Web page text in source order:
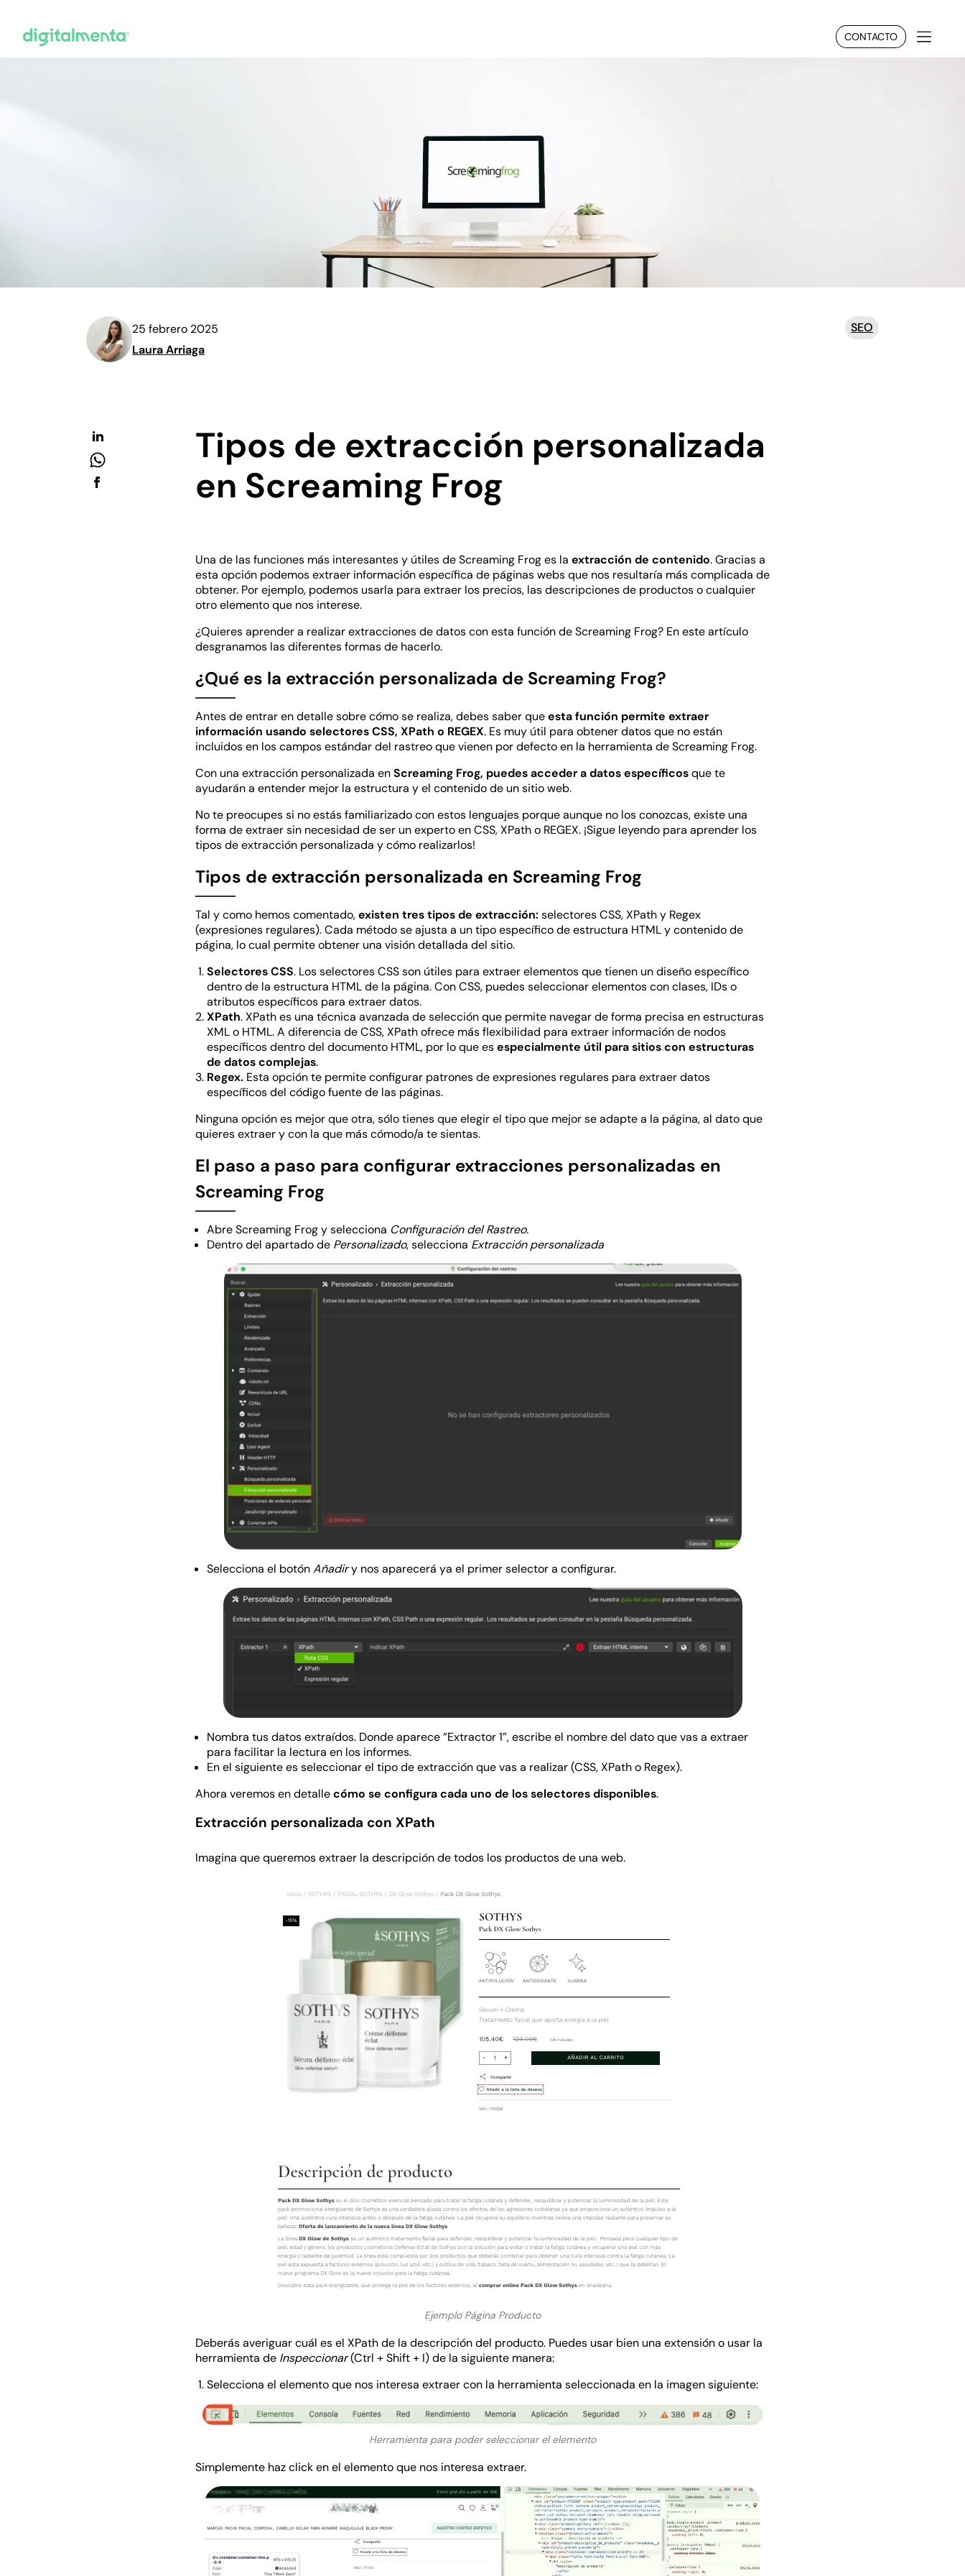
CONTACTO
25 febrero 2025
Laura Arriaga
SEO
Tipos de extracción personalizada
en Screaming Frog
Una de las funciones más interesantes y útiles de Screaming Frog es la extracción de contenido. Gracias a
esta opción podemos extraer información específica de páginas webs que nos resultaría más complicada de
obtener. Por ejemplo, podemos usarla para extraer los precios, las descripciones de productos o cualquier
otro elemento que nos interese.
¿Quieres aprender a realizar extracciones de datos con esta función de Screaming Frog? En este artículo
desgranamos las diferentes formas de hacerlo.
¿Qué es la extracción personalizada de Screaming Frog?
Antes de entrar en detalle sobre cómo se realiza, debes saber queesta función permite extraer
información usando selectores CSS, XPath o REGEX. Es muy útil para obtener datos que no están
incluidos en los campos estándar del rastreo que vienen por defecto en la herramienta de Screaming Frog.
Con una extracción personalizada enScreaming Frog, puedes acceder a datos específicosque te
ayudarán a entender mejor la estructura y el contenido de un sitio web.
No te preocupes si no estás familiarizado con estos lenguajes porque aunque no los conozcas, existe una
forma de extraer sin necesidad de ser un experto en CSS, XPath o REGEX. ¡Sigue leyendo para aprender los
tipos de extracción personalizada y cómo realizarlos!
Tipos de extracción personalizada en Screaming Frog
Tal y como hemos comentado,existen tres tipos de extracción:selectores CSS, XPath y Regex
(expresiones regulares). Cada método se ajusta a un tipo específico de estructura HTML y contenido de
página, lo cual permite obtener una visión detallada del sitio.
Selectores CSS. Los selectores CSS son útiles para extraer elementos que tienen un diseño específico
dentro de la estructura HTML de la página. Con CSS, puedes seleccionar elementos con clases, IDs o
atributos específicos para extraer datos.
XPath. XPath es una técnica avanzada de selección que permite navegar de forma precisa en estructuras
XML o HTML. A diferencia de CSS, XPath ofrece más flexibilidad para extraer información de nodos
específicos dentro del documento HTML, por lo que esespecialmente útil para sitios con estructuras
de datos complejas.
Regex. Esta opción te permite configurar patrones de expresiones regulares para extraer datos
específicos del código fuente de las páginas.
Ninguna opción es mejor que otra, sólo tienes que elegir el tipo que mejor se adapte a la página, al dato que
quieres extraer y con la que más cómodo/a te sientas.
El paso a paso para configurar extracciones personalizadas en
Screaming Frog
Abre Screaming Frog y selecciona Configuración del Rastreo.
Dentro del apartado de Personalizado, selecciona Extracción personalizada
Selecciona el botónAñadiry nos aparecerá ya el primer selector a configurar.
Nombra tus datos extraídos. Donde aparece “Extractor 1”, escribe el nombre del dato que vas a extraer
para facilitar la lectura en los informes.
En el siguiente es seleccionar el tipo de extracción que vas a realizar (CSS, XPath o Regex).
Ahora veremos en detallecómo se configura cada uno de los selectores disponibles.
Extracción personalizada con XPath
Imagina que queremos extraer la descripción de todos los productos de una web.
Ejemplo Página Producto
Deberás averiguar cuál es el XPath de la descripción del producto. Puedes usar bien una extensión o usar la
herramienta de Inspeccionar(Ctrl + Shift + I) de la siguiente manera:
Selecciona el elemento que nos interesa extraer con la herramienta seleccionada en la imagen siguiente:
Herramienta para poder seleccionar el elemento
Simplemente haz click en el elemento que nos interesa extraer.